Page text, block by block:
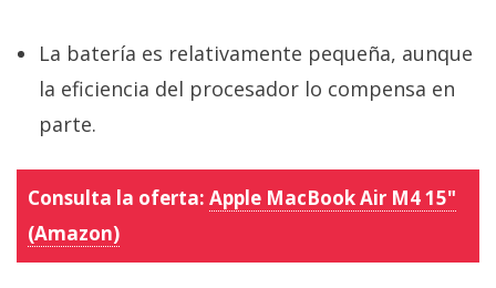
La batería es relativamente pequeña, aunque
la eficiencia del procesador lo compensa en
parte.
Consulta la oferta: Apple MacBook Air M4 15"
(Amazon)